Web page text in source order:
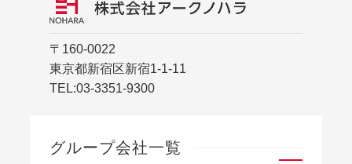
〒160-0022
東京都新宿区新宿1-1-11
TEL:03-3351-9300
グループ会社一覧